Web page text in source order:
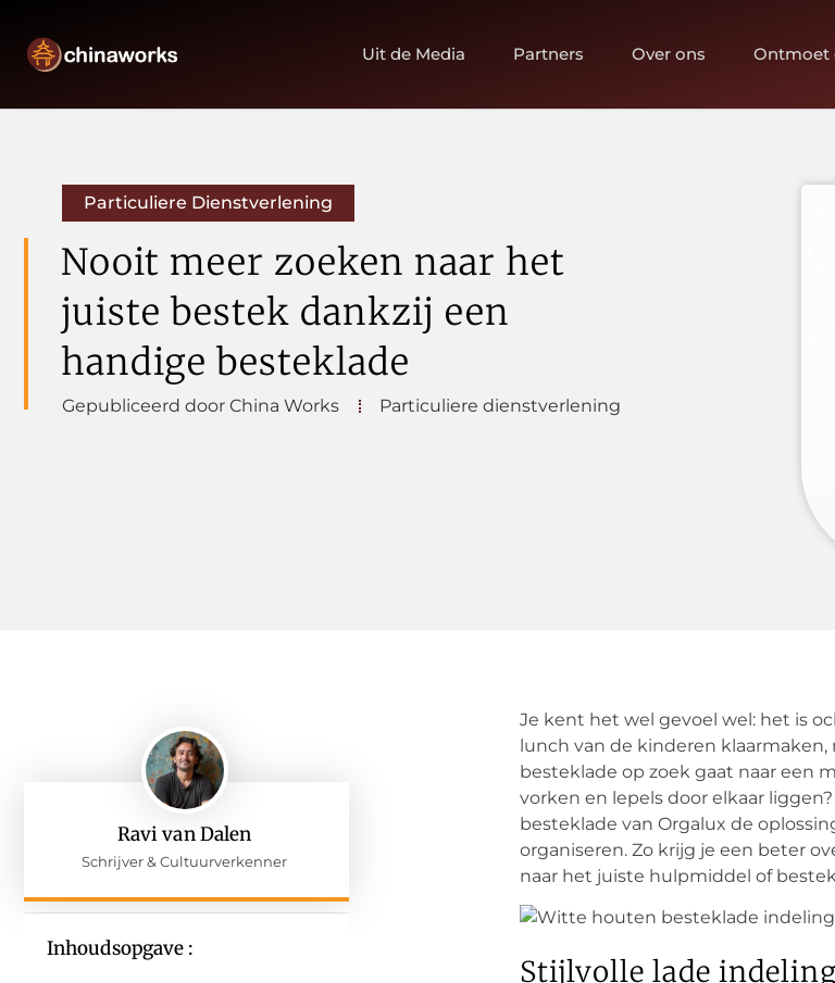
Uit de Media Partners Over ons Ontmoet
Particuliere Dienstverlening
Nooit meer zoeken naar het
juiste bestek dankzij een
handige besteklade
Gepubliceerd door China Works Particuliere dienstverlening
Ravi van Dalen
Schrijver & Cultuurverkenner
Inhoudsopgave :
Je kent het wel gevoel wel: het is
lunch van de kinderen
besteklade op zoek gaat naar een
vorken en lepels door elkaar
besteklade van Orgalux de
organiseren. Zo krijg je een beter
naar het juiste hulpmiddel of
Stijlvolle lade